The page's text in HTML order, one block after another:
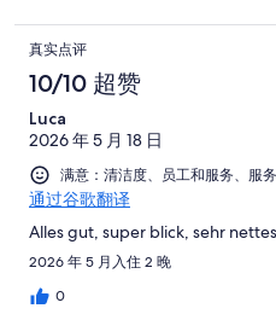
真实点评
10/10 超赞
Luca
2026 年 5 月 18 日
满意：清洁度、员工和服务、服
通过谷歌翻译
Alles gut, super blick, sehr
2026 年 5 月入住 2 晚
0